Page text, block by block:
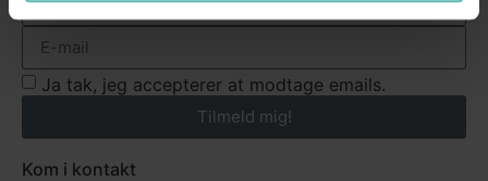
Kom i kontakt
Ja tak, jeg accepterer at modtage emails.
Tilmeld mig!